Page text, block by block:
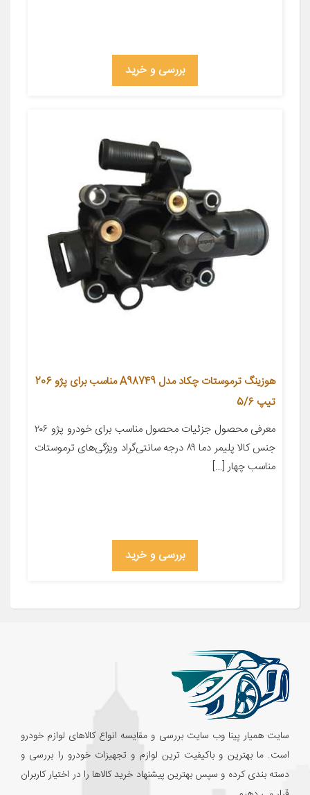
بررسی و خرید
هوزینگ ترموستات چکاد مدل A98749 مناسب برای پژو 206
تیپ 5/6
معرفی محصول جزئیات محصول مناسب برای خودرو پژو ۲۰۶
جنس کالا پلیمر دما ۸۹ درجه سانتی‌گراد ویژگی‌های ترموستات
مناسب چهار […]
بررسی و خرید
سایت همیار پینا وب سایت بررسی و مقایسه انواع کالاهای لوازم خودرو
است. ما بهترین و باکیفیت ترین لوازم و تجهیزات خودرو را بررسی و
دسته بندی کرده و سپس بهترین پیشنهاد خرید کالاها را در اختیار کاربران